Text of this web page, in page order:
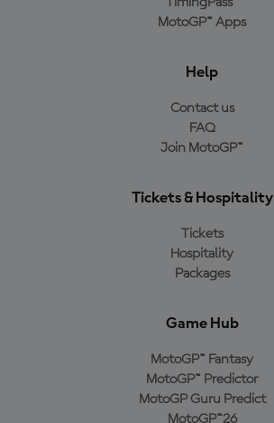
MotoGP™ Apps
Help
Contact us
FAQ
Join MotoGP™
Tickets & Hospitality
Tickets
Hospitality
Packages
Game Hub
MotoGP™ Fantasy
MotoGP™ Predictor
MotoGP Guru Predict
MotoGP™26